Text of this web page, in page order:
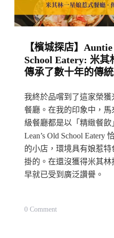
完
美
合！
超
高
價
麵
包
店
RØST
·
北
歐
風
味
咖
【檳城探店】
School Eatery: 米其
傳承了數十年的傳
我終於品嚐到了這家榮
餐廳。在我的印象中，
級餐廳都是以「精緻餐飲
Lean’s Old School Eatery
的小店，環境具有娘惹
掛的。在還沒獲得米其
早就已受到廣泛讚譽。
0 CommentOn